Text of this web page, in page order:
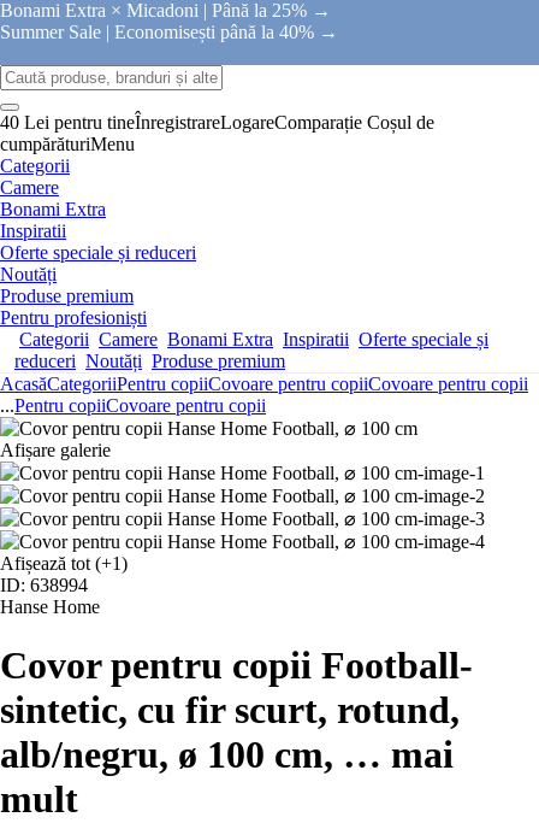
Bonami Extra × Micadoni | Până la 25% →
Summer Sale | Economisești până la 40% →
40 Lei pentru tineÎnregistrareLogareComparație Coșul de
cumpărăturiMenu
Categorii
Camere
Bonami Extra
Inspiratii
Oferte speciale și reduceri
Noutăți
Produse premium
Pentru profesioniști
Categorii Camere Bonami Extra Inspiratii Oferte speciale și
reduceri Noutăți Produse premium
AcasăCategoriiPentru copiiCovoare pentru copiiCovoare pentru copii
...Pentru copiiCovoare pentru copii
Afișare galerie
Afișează tot (+1)
ID: 638994
Hanse Home
Covor pentru copii Football-
sintetic, cu fir scurt, rotund,
alb/negru, ø 100 cm, … mai
mult